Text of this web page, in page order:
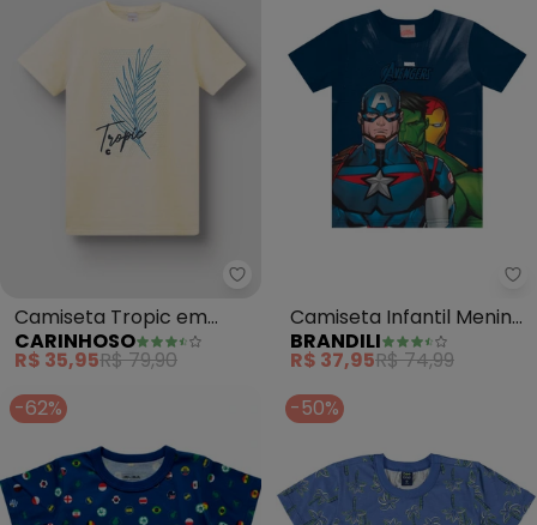
Carinhoso - Camiseta Tropic
Camiseta Tropic em
Malha Linho (Azul Claro)
CARINHOSO
R$ 35,95R$ 79,90
Camiseta Infantil Menino
dos Vingadores (Azul)
BRANDILI
R$ 37,95R$ 74,99
-62%
-50%